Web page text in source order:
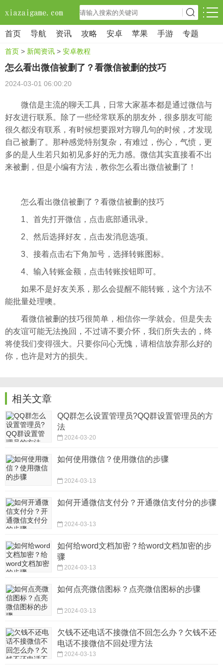
首页 导航 资讯 攻略 安卓 苹果 手游 专题
首页 > 新闻资讯 > 安卓教程
怎么看出微信被删了？看微信被删的技巧
2024-03-01 06:00:20
微信是主流的聊天工具，日常大家基本都是通过微信与
好友进行联系。除了一些经常联系的朋友外，很多朋友可能
很久都没有联系，有时候想要跟对方聊几句的时候，才发现
自己被删了。那种感觉特别复杂，有难过，伤心，气愤，更
多的是人生若只如初见多好的无力感。微信其实直接看不出
来被删，但是小编有方法，教你怎么看出微信被删了！
怎么看出微信被删了？看微信被删的技巧
1、首先打开微信，点击底部通讯录。
2、然后选择好友，点击发消息选项。
3、接着点击右下角加号，选择转账图标。
4、输入转账金额，点击转账按钮即可。
如果不是好友关系，那么会提醒不能转账，这个方法不
能批量处理噢。
看微信被删的技巧很简单，相信你一学就会。但是失去
的友谊可能无法挽回，不过请不要介怀，我们所失去的，终
将使我们变得强大。只要你问心无愧，请相信放弃那么好的
你，也许是对方的损失。
相关文章
QQ群怎么设置管理员?QQ群设置管理员的方
法
2024-03-20
如何使用微信？使用微信的步骤
2024-03-13
如何开通微信支付分？开通微信支付分的步骤
2024-03-13
如何给word文档加密？给word文档加密的步
骤
2024-03-13
如何点亮微信图标？点亮微信图标的步骤
2024-03-13
欠钱不还电话不接微信不回怎么办？欠钱不还
电话不接微信不回处理方法
2024-03-13